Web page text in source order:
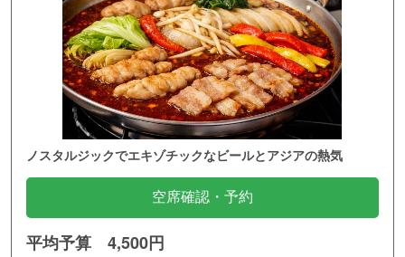
ノスタルジックでエキゾチックなビールとアジアの熱気
空席確認・予約
平均予算 4,500円